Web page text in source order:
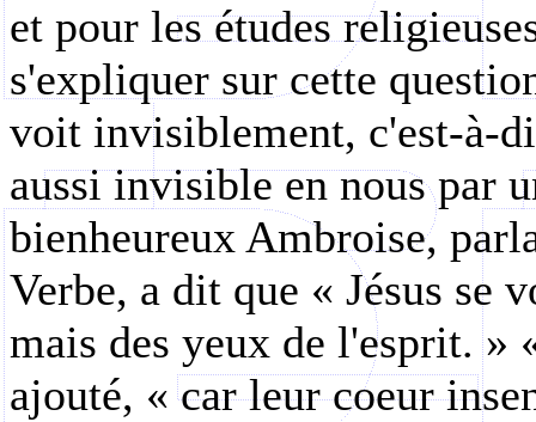
et pour les études
s'expliquer sur cette
voit invisiblement, c'est-à-
aussi invisible en nous par
bienheureux Ambroise,
Verbe, a dit que « Jésus se
mais des yeux de l'esprit.
ajouté, « car leur coeur